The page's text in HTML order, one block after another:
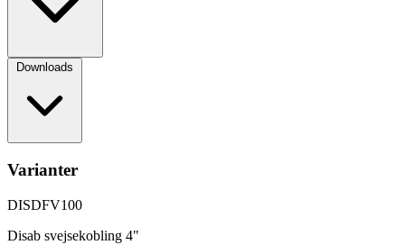
Downloads
Varianter
DISDFV100
Disab svejsekobling 4"